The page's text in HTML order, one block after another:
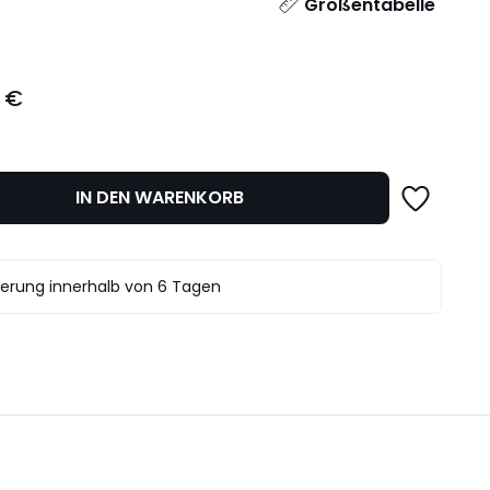
€
IN DEN WARENKORB
innerhalb von 6 Tagen